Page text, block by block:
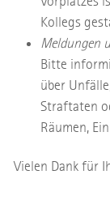
Kollegs
Meldungen
Bitte
über
Straftaten
Räumen,
Vielen Dank für